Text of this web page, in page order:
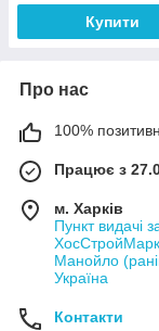
Купити
Про нас
100%
Працює з
м. Харків
Пункт видачі
Манойло
Україна
Контакти